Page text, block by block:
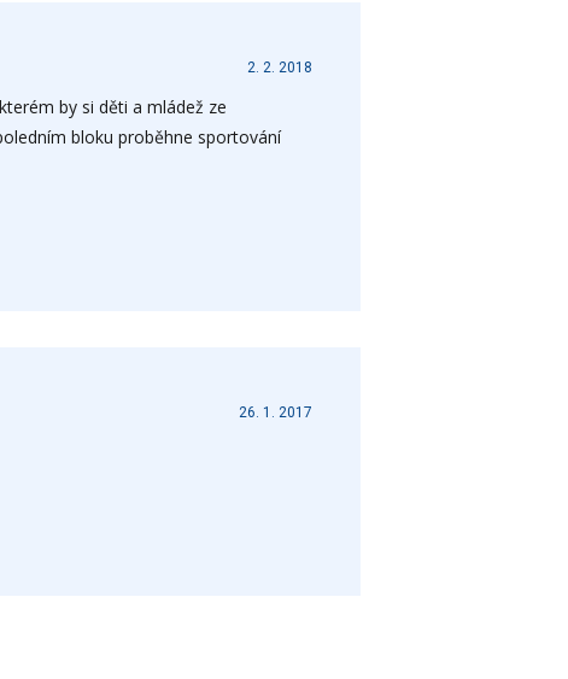
2. 2. 2018
by si děti a mládež ze
bloku proběhne sportování
26. 1. 2017